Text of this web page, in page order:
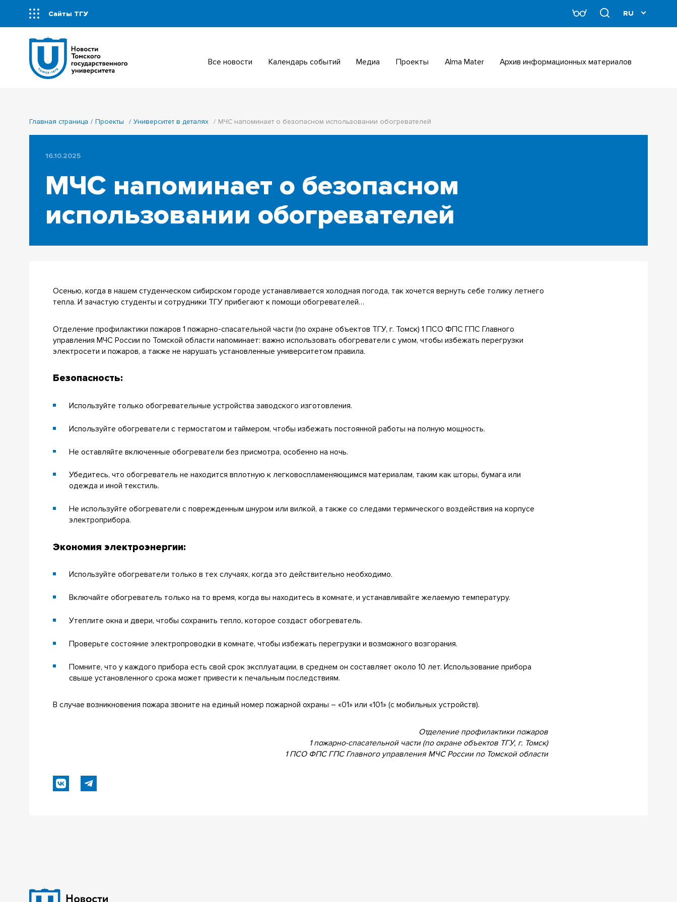
Сайты ТГУ
Все новости Календарь событий Медиа Проекты Alma Mater Архив информационных материалов
Главная страница Проекты Университет в деталях МЧС напоминает о безопасном использовании обогревателей
16.10.2025
МЧС напоминает о безопасном
использовании обогревателей
Осенью, когда в нашем студенческом сибирском городе устанавливается холодная погода, так хочется вернуть себе толику летнего
тепла. И зачастую студенты и сотрудники ТГУ прибегают к помощи обогревателей…
Отделение профилактики пожаров 1 пожарно-спасательной части (по охране объектов ТГУ, г. Томск) 1 ПСО ФПС ГПС Главного
управления МЧС России по Томской области напоминает: важно использовать обогреватели с умом, чтобы избежать перегрузки
электросети и пожаров, а также не нарушать установленные университетом правила.
Безопасность:
Используйте только обогревательные устройства заводского изготовления.
Используйте обогреватели с термостатом и таймером, чтобы избежать постоянной работы на полную мощность.
Не оставляйте включенные обогреватели без присмотра, особенно на ночь.
Убедитесь, что обогреватель не находится вплотную к легковоспламеняющимся материалам, таким как шторы, бумага или
одежда и иной текстиль.
Не используйте обогреватели с поврежденным шнуром или вилкой, а также со следами термического воздействия на корпусе
электроприбора.
Экономия электроэнергии:
Используйте обогреватели только в тех случаях, когда это действительно необходимо.
Включайте обогреватель только на то время, когда вы находитесь в комнате, и устанавливайте желаемую температуру.
Утеплите окна и двери, чтобы сохранить тепло, которое создаст обогреватель.
Проверьте состояние электропроводки в комнате, чтобы избежать перегрузки и возможного возгорания.
Помните, что у каждого прибора есть свой срок эксплуатации, в среднем он составляет около 10 лет. Использование прибора
свыше установленного срока может привести к печальным последствиям.
В случае возникновения пожара звоните на единый номер пожарной охраны – «01» или «101» (с мобильных устройств).
Отделение профилактики пожаров
1 пожарно-спасательной части (по охране объектов ТГУ, г. Томск)
1 ПСО ФПС ГПС Главного управления МЧС России по Томской области